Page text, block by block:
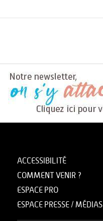
ACCESSIBILITÉ
COMMENT VENIR ?
ESPACE PRO
ESPACE PRESSE / MÉDIAS